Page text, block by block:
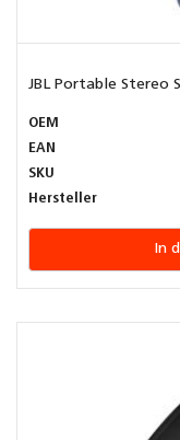
JBL Portable Stereo
OEM
EAN
SKU
Hersteller
In